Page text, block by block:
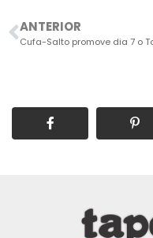
ANTERIOR